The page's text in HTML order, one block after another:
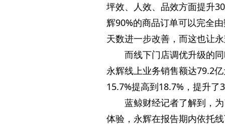
坪效、人效、品效方面提升
辉90%的商品订单可以完全
天数进一步改善，而这也让
而线下门店调优升级的
永辉线上业务销售额达79.2
15.7%提高到18.7%，提升
蓝鲸财经记者了解到，
体验，永辉在报告期内依托